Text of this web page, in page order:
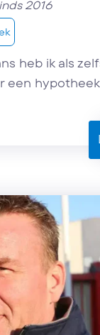
2016
heb ik als
een